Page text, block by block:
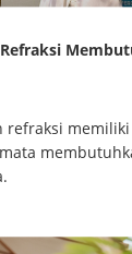
refraksi